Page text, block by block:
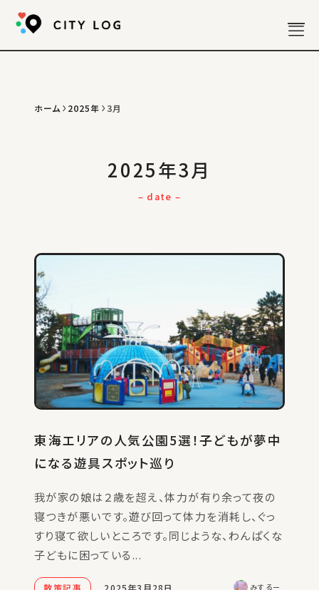
Twitter Instagram
ホーム 2025年 3月
2025年3月
– date –
東海エリアの人気公園5選！子どもが夢中
になる遊具スポット巡り
我が家の娘は２歳を超え、体力が有り余って夜の
寝つきが悪いです。遊び回って体力を消耗し、ぐっ
すり寝て欲しいところです。同じような、わんぱくな
子どもに困っている...
2025年3月28日
散策記事 みするー